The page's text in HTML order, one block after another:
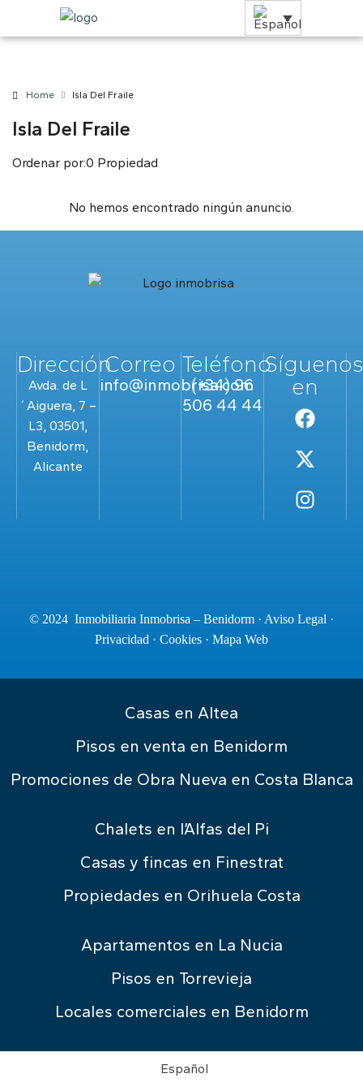
Home Isla Del Fraile
Isla Del Fraile
0 Propiedad
Ordenar por:
No hemos encontrado ningún anuncio.
Dirección
Avda. de L
´Aiguera, 7 –
L3, 03501,
Benidorm,
Alicante
Correo
info@inmobrisa.com
Teléfono
(+34) 96
506 44 44
en
© 2024 Inmobiliaria Inmobrisa – Benidorm · Aviso Legal ·
Privacidad · Cookies · Mapa Web
Casas en Altea
Pisos en venta en Benidorm
Promociones de Obra Nueva en Costa Blanca
Chalets en l’Alfas del Pi
Casas y fincas en Finestrat
Propiedades en Orihuela Costa
Apartamentos en La Nucia
Pisos en Torrevieja
Locales comerciales en Benidorm
Español